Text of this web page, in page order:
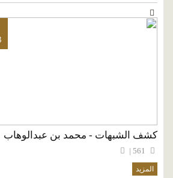
كشف الشبهات - محمد بن عبدالوهاب
المزيد